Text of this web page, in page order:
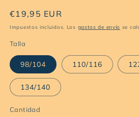
Precio
habitual
€19,95 EUR
Impuestos incluidos. Los gastos de envío se
Talla
98/104 110/116
134/140
Cantidad
Cantidad